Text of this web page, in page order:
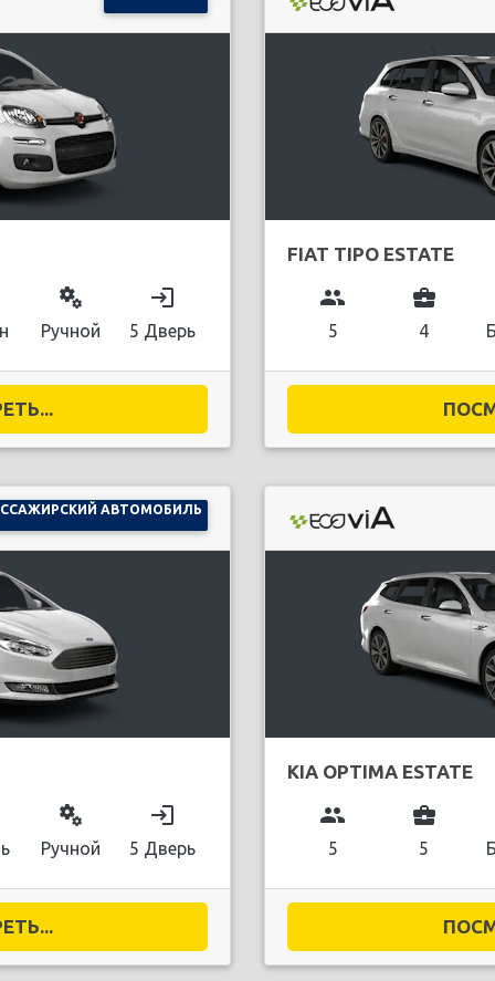
miscellaneous_services
Ручной
login
5 Дверь
FIAT TIPO ESTATE
group
5
business_center
4
АВТОМОБИЛЬ
miscellaneous_services
Ручной
login
5 Дверь
KIA OPTIMA ESTATE
group
5
business_center
5